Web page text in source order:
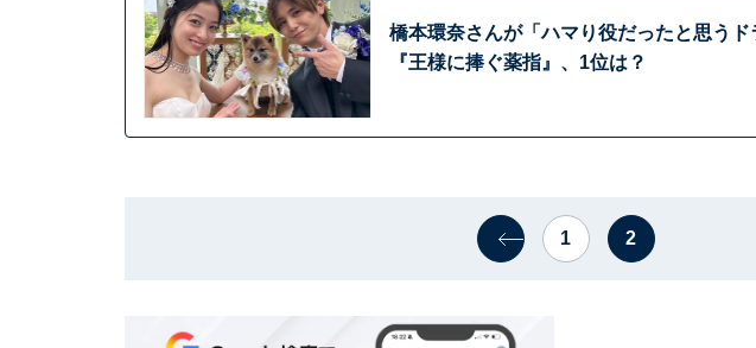
橋本環奈さんが「ハマり役だったと思う
『王様に捧ぐ薬指』、1位は？
1 2